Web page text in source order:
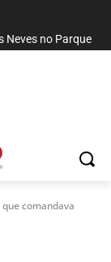
Neves no Parque
comandava